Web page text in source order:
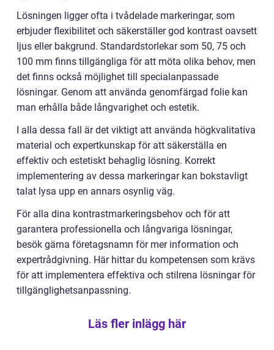
Lösningen ligger ofta i tvådelade markeringar, som
erbjuder flexibilitet och säkerställer god kontrast oavsett
ljus eller bakgrund. Standardstorlekar som 50, 75 och
100 mm finns tillgängliga för att möta olika behov, men
det finns också möjlighet till specialanpassade
lösningar. Genom att använda genomfärgad folie kan
man erhålla både långvarighet och estetik.
I alla dessa fall är det viktigt att använda högkvalitativa
material och expertkunskap för att säkerställa en
effektiv och estetiskt behaglig lösning. Korrekt
implementering av dessa markeringar kan bokstavligt
talat lysa upp en annars osynlig väg.
För alla dina kontrastmarkeringsbehov och för att
garantera professionella och långvariga lösningar,
besök gärna företagsnamn för mer information och
expertrådgivning. Här hittar du kompetensen som krävs
för att implementera effektiva och stilrena lösningar för
tillgänglighetsanpassning.
Läs fler inlägg här